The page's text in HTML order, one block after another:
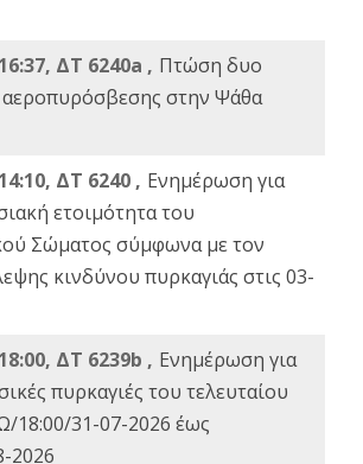
ΔΤ 6240a , Πτώση δυο
στην Ψάθα
ΔΤ 6240 , Ενημέρωση για
ετοιμότητα του
Σώματος σύμφωνα με τον
κινδύνου πυρκαγιάς στις 03-
ΔΤ 6239b , Ενημέρωση για
πυρκαγιές του τελευταίου
18:00/31-07-2026 έως
2026